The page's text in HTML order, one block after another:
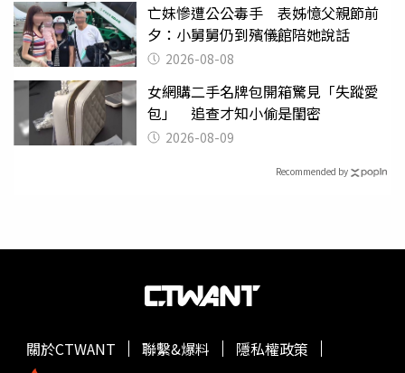
亡妹慘遭公公毒手 表姊憶父親節前
夕：小舅舅仍到殯儀館陪她說話
2026-08-08
女網購二手名牌包開箱驚見「失蹤愛
包」 追查才知小偷是閨密
2026-08-09
Recommended by
關於CTWANT 聯繫&爆料
隱私權政策